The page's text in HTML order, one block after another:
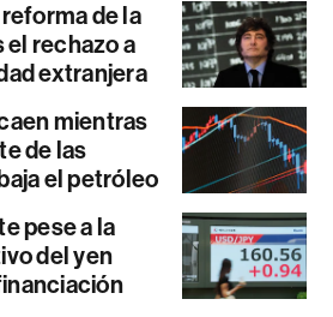
de la
el rechazo a
extranjera
mientras
de las
el petróleo
pese a la
del yen